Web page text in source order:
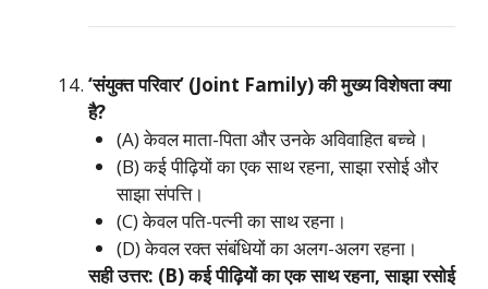
‘संयुक्त परिवार’ (Joint Family) की मुख्य विशेषता क्या
है?
(A) केवल माता-पिता और उनके अविवाहित बच्चे।
(B) कई पीढ़ियों का एक साथ रहना, साझा रसोई और
साझा संपत्ति।
(C) केवल पति-पत्नी का साथ रहना।
(D) केवल रक्त संबंधियों का अलग-अलग रहना।
सही उत्तर: (B) कई पीढ़ियों का एक साथ रहना, साझा रसोई